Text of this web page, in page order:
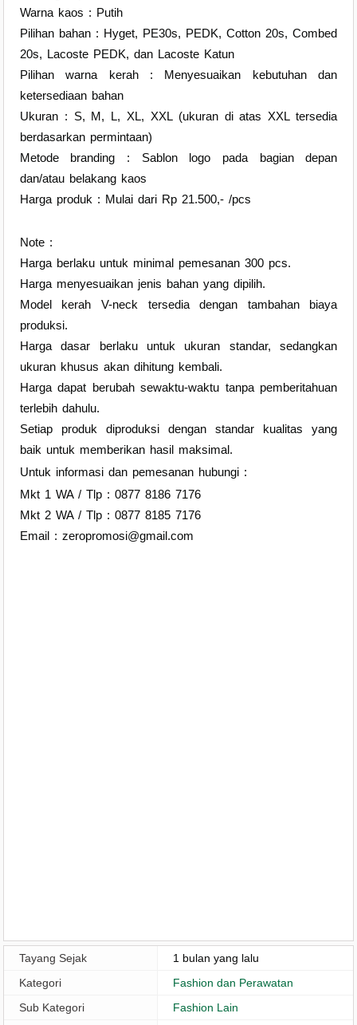
Warna kaos : Putih
Pilihan bahan : Hyget, PE30s, PEDK, Cotton 20s, Combed
20s, Lacoste PEDK, dan Lacoste Katun
Pilihan warna kerah : Menyesuaikan kebutuhan dan
ketersediaan bahan
Ukuran : S, M, L, XL, XXL (ukuran di atas XXL tersedia
berdasarkan permintaan)
Metode branding : Sablon logo pada bagian depan
dan/atau belakang kaos
Harga produk : Mulai dari Rp 21.500,- /pcs
Note :
Harga berlaku untuk minimal pemesanan 300 pcs.
Harga menyesuaikan jenis bahan yang dipilih.
Model kerah V-neck tersedia dengan tambahan biaya
produksi.
Harga dasar berlaku untuk ukuran standar, sedangkan
ukuran khusus akan dihitung kembali.
Harga dapat berubah sewaktu-waktu tanpa pemberitahuan
terlebih dahulu.
Setiap produk diproduksi dengan standar kualitas yang
baik untuk memberikan hasil maksimal.
Untuk informasi dan pemesanan hubungi :
Mkt 1 WA / Tlp : 0877 8186 7176
Mkt 2 WA / Tlp : 0877 8185 7176
Email : zeropromosi@gmail.com
Tayang Sejak
1 bulan yang lalu
Kategori
Fashion dan Perawatan
Sub Kategori
Fashion Lain